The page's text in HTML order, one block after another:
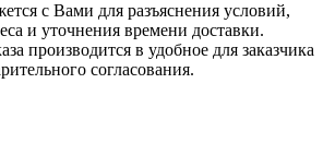
с Вами для разъяснения условий,
и уточнения времени доставки.
производится в удобное для заказчика
согласования.